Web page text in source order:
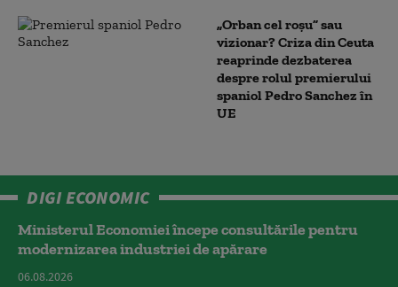
„Orban cel roșu” sau
vizionar? Criza din Ceuta
reaprinde dezbaterea
despre rolul premierului
spaniol Pedro Sanchez în
UE
DIGI ECONOMIC
Ministerul Economiei începe consultările pentru
modernizarea industriei de apărare
06.08.2026